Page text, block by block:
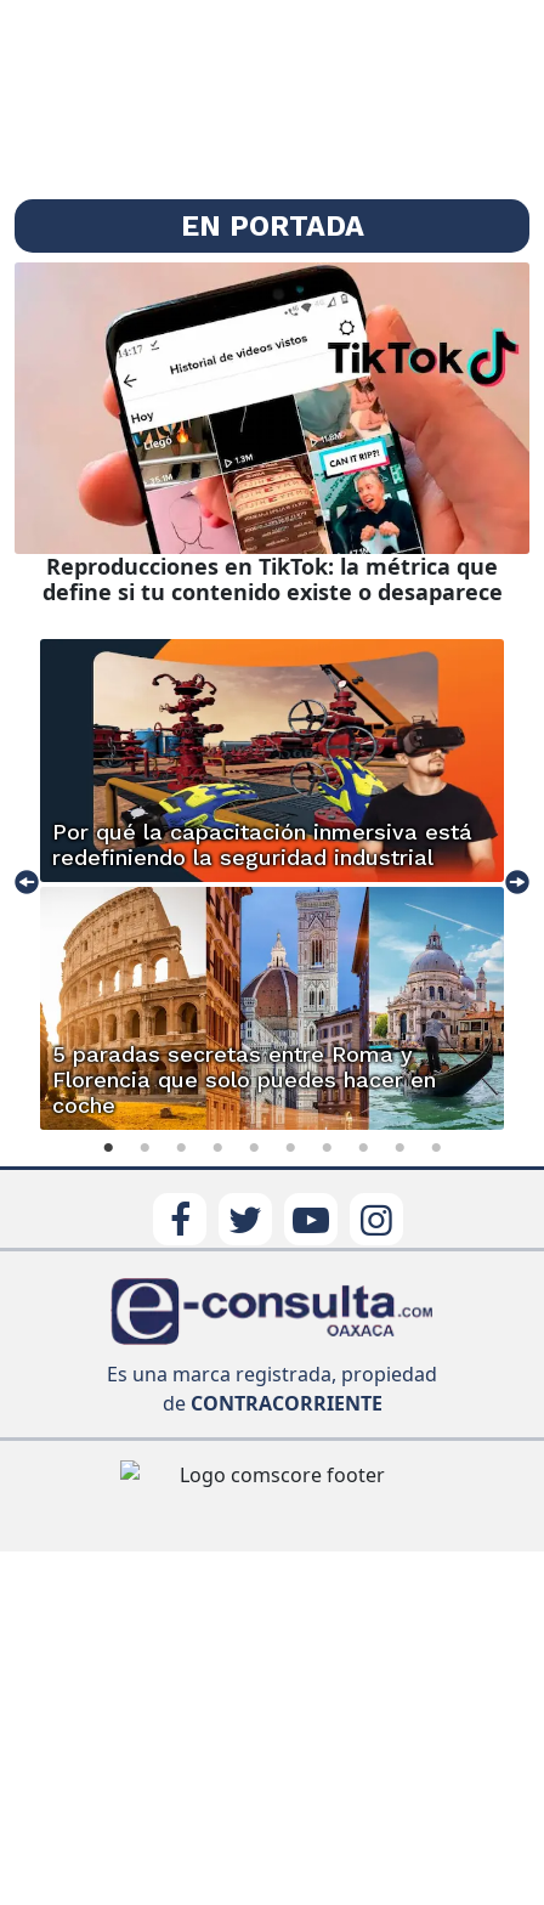
EN PORTADA
Reproducciones en TikTok: la métrica que
define si tu contenido existe o desaparece
Por qué la capacitación inmersiva está
redefiniendo la seguridad industrial
5 paradas secretas entre Roma y
Florencia que solo puedes hacer en
coche
Es una marca registrada, propiedad
deCONTRACORRIENTE